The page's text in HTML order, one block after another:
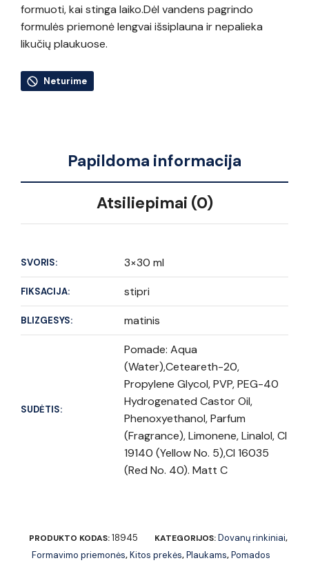
formuoti, kai stinga laiko.Dėl vandens pagrindo
formulės priemonė lengvai išsiplauna ir nepalieka
likučių plaukuose.
Neturime
Papildoma informacija
Atsiliepimai (0)
SVORIS: 3×30 ml
FIKSACIJA: stipri
BLIZGESYS: matinis
SUDĖTIS:
Pomade: Aqua
(Water),Ceteareth-20,
Propylene Glycol, PVP, PEG-40
Hydrogenated Castor Oil,
Phenoxyethanol, Parfum
(Fragrance), Limonene, Linalol, CI
19140 (Yellow No. 5),CI 16035
(Red No. 40). Matt C
PRODUKTO KODAS:18945 KATEGORIJOS:Dovanų rinkiniai,
Formavimo priemonės,Kitos prekės,Plaukams,Pomados